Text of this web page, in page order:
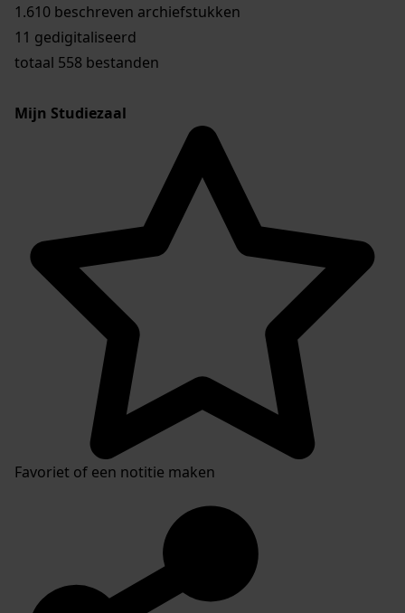
1.610 beschreven archiefstukken
11 gedigitaliseerd
totaal 558 bestanden
Mijn Studiezaal
Favoriet of een notitie maken